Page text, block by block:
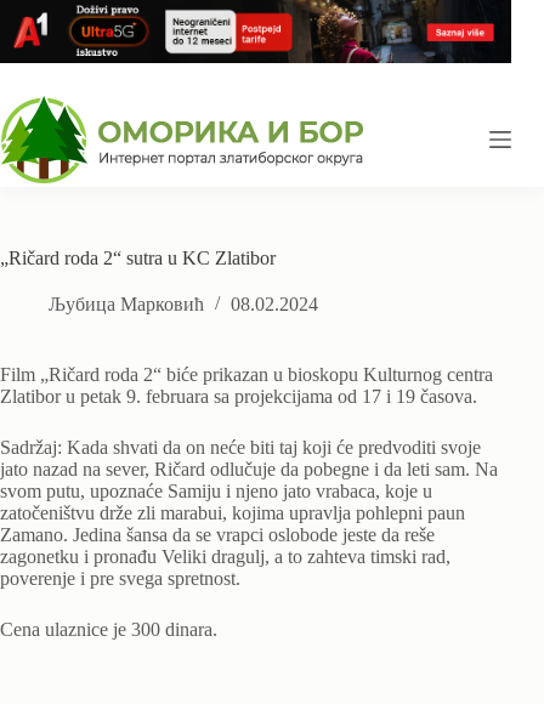
content
„Ričard roda 2“ sutra u KC Zlatibor
Љубица Марковић 08.02.2024
Film „Ričard roda 2“ biće prikazan u bioskopu Kulturnog centra
Zlatibor u petak 9. februara sa projekcijama od 17 i 19 časova.
Sadržaj: Kada shvati da on neće biti taj koji će predvoditi svoje
jato nazad na sever, Ričard odlučuje da pobegne i da leti sam. Na
svom putu, upoznaće Samiju i njeno jato vrabaca, koje u
zatočeništvu drže zli marabui, kojima upravlja pohlepni paun
Zamano. Jedina šansa da se vrapci oslobode jeste da reše
zagonetku i pronađu Veliki dragulj, a to zahteva timski rad,
poverenje i pre svega spretnost.
Cena ulaznice je 300 dinara.